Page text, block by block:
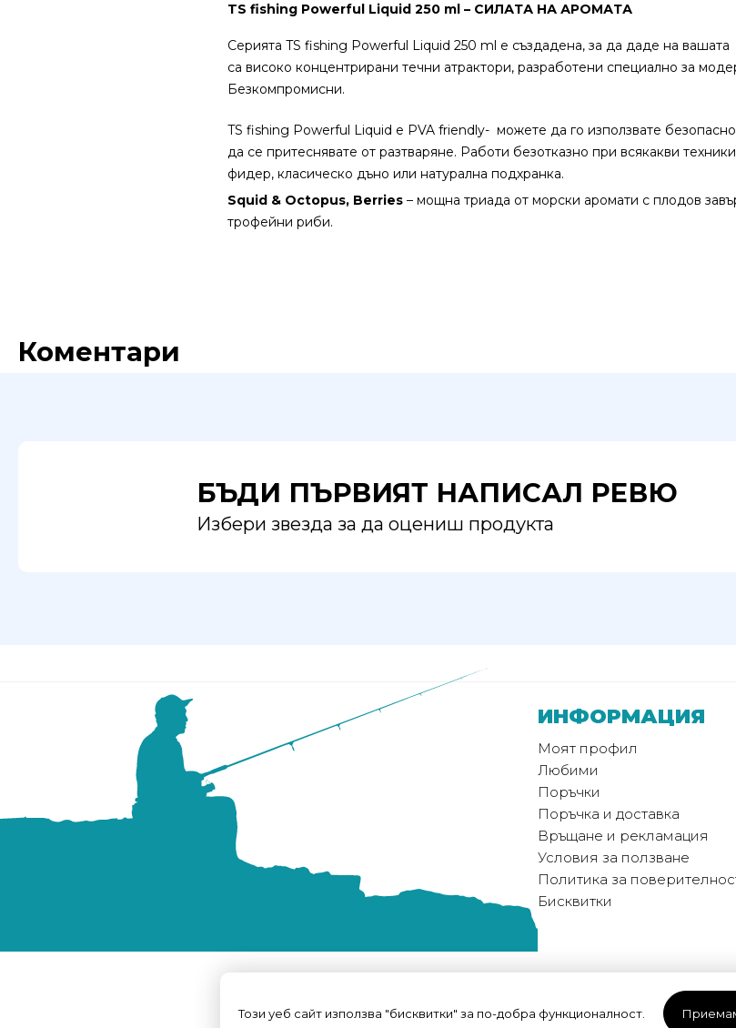
Този уеб сайт използва "бисквитки" за по-добра функционалност.
TS fishing Powerful Liquid 250 ml – СИЛАТА НА АРОМАТА
Серията TS fishing Powerful Liquid 250 ml е създадена, за да даде на
са високо концентрирани течни атрактори, разработени специално за
Безкомпромисни.
TS fishing Powerful Liquid е PVA friendly- можете да го използвате
да се притеснявате от разтваряне. Работи безотказно при всякакви
фидер, класическо дъно или натурална подхранка.
Squid & Octopus, Berries– мощна триада от морски аромати с плодов
трофейни риби.
Коментари
БЪДИ ПЪРВИЯТ НАПИСАЛ РЕВЮ
Избери звезда за да оцениш продукта
ИНФОРМАЦИЯ
Моят профил
Любими
Поръчки
Поръчка и доставка
Връщане и рекламация
Условия за ползване
Политика за
Бисквитки